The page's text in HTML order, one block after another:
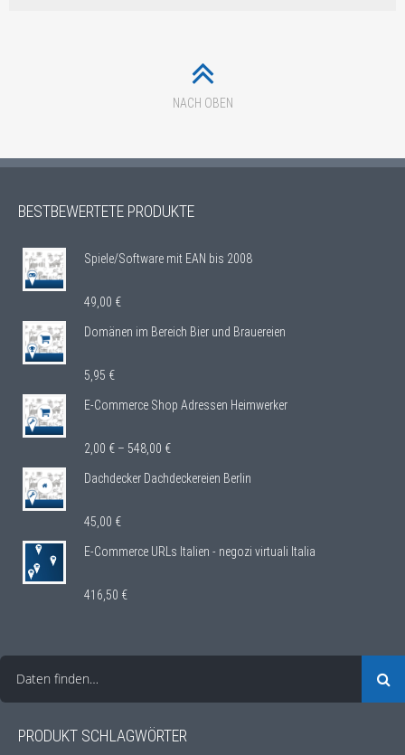
NACH OBEN
BESTBEWERTETE PRODUKTE
Spiele/Software mit EAN bis 2008
49,00 €
Domänen im Bereich Bier und Brauereien
5,95 €
E-Commerce Shop Adressen Heimwerker
2,00 € – 548,00 €
Dachdecker Dachdeckereien Berlin
45,00 €
E-Commerce URLs Italien - negozi virtuali Italia
416,50 €
Daten finden…
PRODUKT SCHLAGWÖRTER